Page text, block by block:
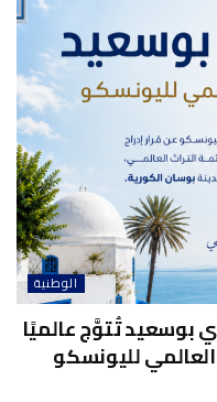
الوطنية
بوسعيد تُتوَّج عالميًا
لليونسكو